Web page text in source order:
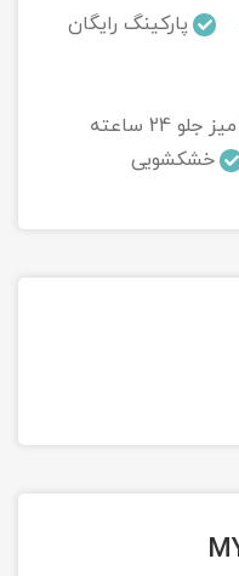
پارکینگ رایگان
میز جلو 24 ساعته
خشکشویی